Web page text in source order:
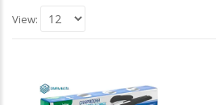
View: